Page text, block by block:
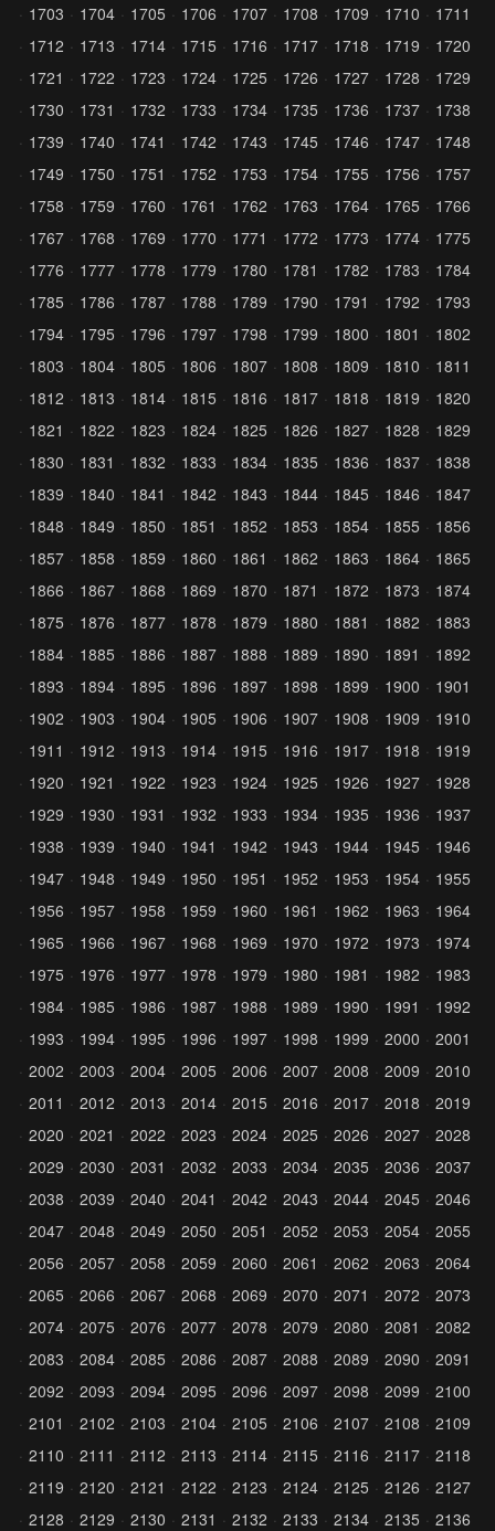
1703
1704 1705 1706 1707 1708 1709 1710
1711
1712
1713 1714 1715 1716 1717 1718 1719
1720
1721
1722 1723 1724 1725 1726 1727 1728
1729
1730
1731 1732 1733 1734 1735 1736 1737
1738
1739
1740 1741 1742 1743 1745 1746 1747
1748
1749
1750 1751 1752 1753 1754 1755 1756
1757
1758
1759 1760 1761 1762 1763 1764 1765
1766
1767
1768 1769 1770 1771 1772 1773 1774
1775
1776
1777 1778 1779 1780 1781 1782 1783
1784
1785
1786 1787 1788 1789 1790 1791 1792
1793
1794
1795 1796 1797 1798 1799 1800 1801
1802
1803
1804 1805 1806 1807 1808 1809 1810
1811
1812
1813 1814 1815 1816 1817 1818 1819
1820
1821
1822 1823 1824 1825 1826 1827 1828
1829
1830
1831 1832 1833 1834 1835 1836 1837
1838
1839
1840 1841 1842 1843 1844 1845 1846
1847
1848
1849 1850 1851 1852 1853 1854 1855
1856
1857
1858 1859 1860 1861 1862 1863 1864
1865
1866
1867 1868 1869 1870 1871 1872 1873
1874
1875
1876 1877 1878 1879 1880 1881 1882
1883
1884
1885 1886 1887 1888 1889 1890 1891
1892
1893
1894 1895 1896 1897 1898 1899 1900
1901
1902
1903 1904 1905 1906 1907 1908 1909
1910
1911
1912 1913 1914 1915 1916 1917 1918
1919
1920
1921 1922 1923 1924 1925 1926 1927
1928
1929
1930 1931 1932 1933 1934 1935 1936
1937
1938
1939 1940 1941 1942 1943 1944 1945
1946
1947
1948 1949 1950 1951 1952 1953 1954
1955
1956
1957 1958 1959 1960 1961 1962 1963
1964
1965
1966 1967 1968 1969 1970 1972 1973
1974
1975
1976 1977 1978 1979 1980 1981 1982
1983
1984
1985 1986 1987 1988 1989 1990 1991
1992
1993
1994 1995 1996 1997 1998 1999 2000
2001
2002
2003 2004 2005 2006 2007 2008 2009
2010
2011
2012 2013 2014 2015 2016 2017 2018
2019
2020
2021 2022 2023 2024 2025 2026 2027
2028
2029
2030 2031 2032 2033 2034 2035 2036
2037
2038
2039 2040 2041 2042 2043 2044 2045
2046
2047
2048 2049 2050 2051 2052 2053 2054
2055
2056
2057 2058 2059 2060 2061 2062 2063
2064
2065
2066 2067 2068 2069 2070 2071 2072
2073
2074
2075 2076 2077 2078 2079 2080 2081
2082
2083
2084 2085 2086 2087 2088 2089 2090
2091
2092
2093 2094 2095 2096 2097 2098 2099
2100
2101
2102 2103 2104 2105 2106 2107 2108
2109
2110
2111 2112 2113 2114 2115 2116 2117
2118
2119
2120 2121 2122 2123 2124 2125 2126
2127
2128
2129 2130 2131 2132 2133 2134 2135
2136